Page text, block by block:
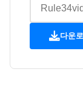
다운